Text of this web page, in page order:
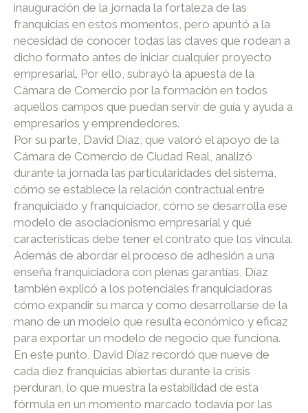
inauguración de la jornada la fortaleza de las
franquicias en estos momentos, pero apuntó a la
necesidad de conocer todas las claves que rodean a
dicho formato antes de iniciar cualquier proyecto
empresarial. Por ello, subrayó la apuesta de la
Cámara de Comercio por la formación en todos
aquellos campos que puedan servir de guía y ayuda a
empresarios y emprendedores.
Por su parte, David Díaz, que valoró el apoyo de la
Cámara de Comercio de Ciudad Real, analizó
durante la jornada las particularidades del sistema,
cómo se establece la relación contractual entre
franquiciado y franquiciador, cómo se desarrolla ese
modelo de asociacionismo empresarial y qué
características debe tener el contrato que los vincula.
Además de abordar el proceso de adhesión a una
enseña franquiciadora con plenas garantías, Díaz
también explicó a los potenciales franquiciadoras
cómo expandir su marca y como desarrollarse de la
mano de un modelo que resulta económico y eficaz
para exportar un modelo de negocio que funciona.
En este punto, David Díaz recordó que nueve de
cada diez franquicias abiertas durante la crisis
perduran, lo que muestra la estabilidad de esta
fórmula en un momento marcado todavía por las